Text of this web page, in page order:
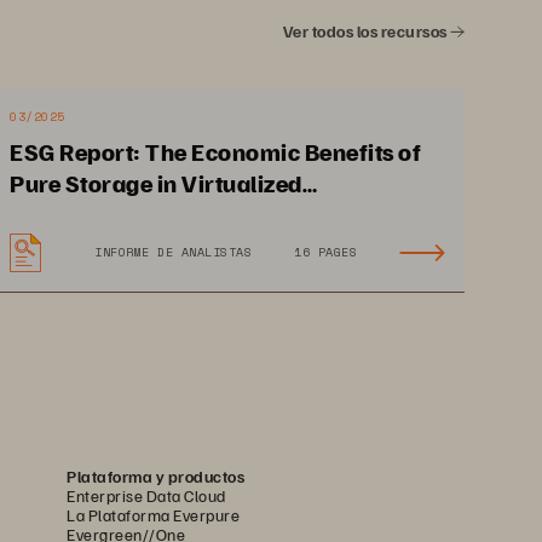
Un almacenamiento más
de
distribución
líder en el almacenamiento de
energéticamente eficiente.
Ver todos los recursos
03/2025
ESG Report: The Economic Benefits of
Pure Storage in Virtualized
INFORME DE ANALISTAS 16 PAGES
Plataforma y productos
Enterprise Data Cloud
La Plataforma Everpure
Evergreen//One